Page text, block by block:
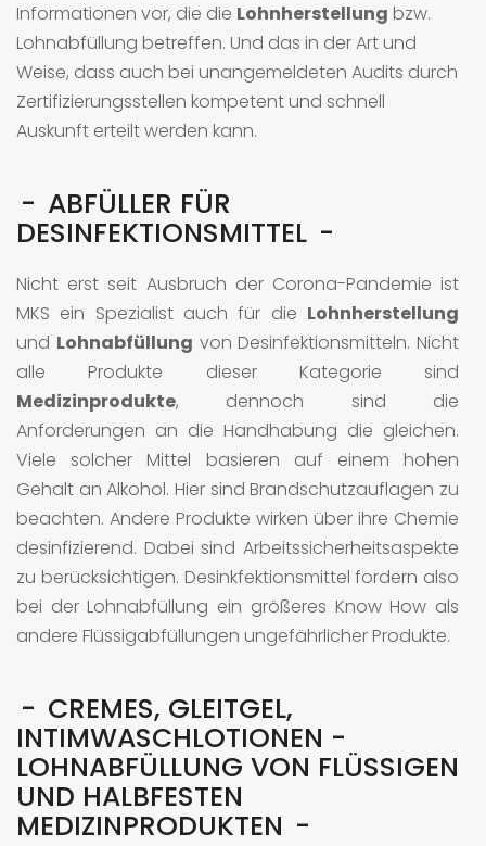
Informationen vor, die die Lohnherstellung bzw.
Lohnabfüllung betreffen. Und das in der Art und
Weise, dass auch bei unangemeldeten Audits durch
Zertifizierungsstellen kompetent und schnell
Auskunft erteilt werden kann.
ABFÜLLER FÜR
DESINFEKTIONSMITTEL
Nicht erst seit Ausbruch der Corona-Pandemie ist
MKS ein Spezialist auch für die Lohnherstellung
und Lohnabfüllung von Desinfektionsmitteln. Nicht
alle Produkte dieser Kategorie sind
Medizinprodukte, dennoch sind die
Anforderungen an die Handhabung die gleichen.
Viele solcher Mittel basieren auf einem hohen
Gehalt an Alkohol. Hier sind Brandschutzauflagen zu
beachten. Andere Produkte wirken über ihre Chemie
desinfizierend. Dabei sind Arbeitssicherheitsaspekte
zu berücksichtigen. Desinkfektionsmittel fordern also
bei der Lohnabfüllung ein größeres Know How als
andere Flüssigabfüllungen ungefährlicher Produkte.
CREMES, GLEITGEL,
INTIMWASCHLOTIONEN -
LOHNABFÜLLUNG VON FLÜSSIGEN
UND HALBFESTEN
MEDIZINPRODUKTEN